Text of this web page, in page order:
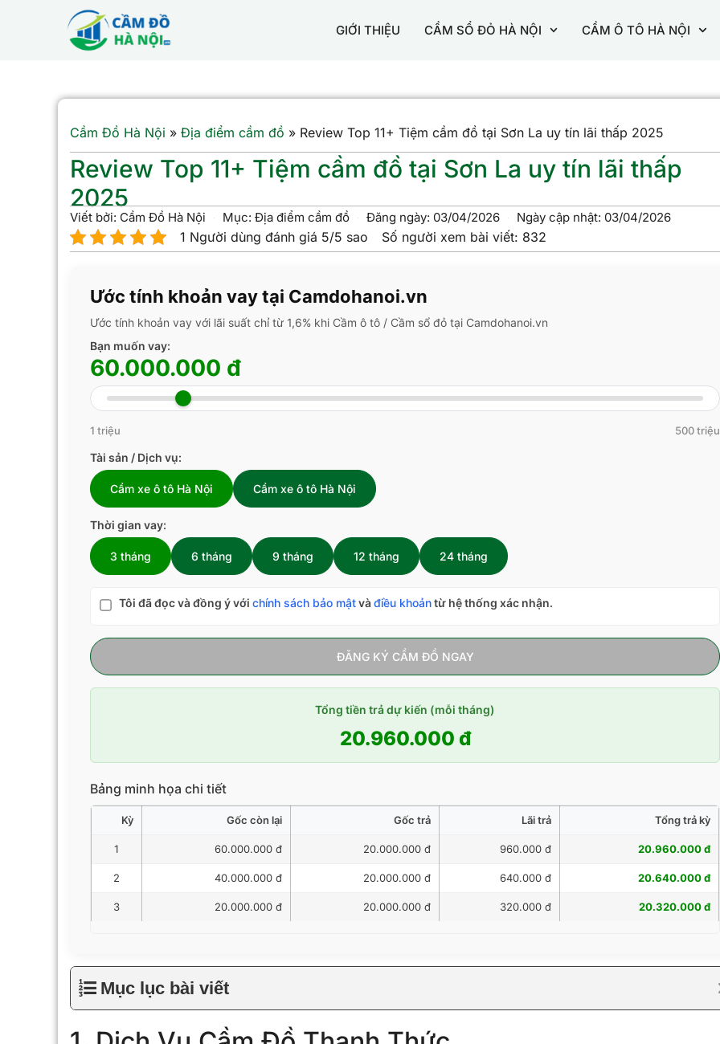
GIỚI THIỆU CẦM SỔ ĐỎ HÀ NỘI CẦM Ô TÔ HÀ NỘI
Cầm Đồ Hà Nội » Địa điểm cầm đồ » Review Top 11+ Tiệm cầm đồ tại Sơn La uy tín lãi thấp 2025
Review Top 11+ Tiệm cầm đồ tại Sơn La uy tín lãi thấp
2025
Viết bởi: Cầm Đồ Hà Nội Mục: Địa điểm cầm đồ Đăng ngày: 03/04/2026 Ngày cập nhật: 03/04/2026
1 Người dùng đánh giá 5/5 sao Số người xem bài viết: 832
Ước tính khoản vay tại Camdohanoi.vn
Ước tính khoản vay với lãi suất chỉ từ 1,6% khi Cầm ô tô / Cầm sổ đỏ tại Camdohanoi.vn
Bạn muốn vay:
60.000.000 đ
1 triệu 500 triệu
Tài sản / Dịch vụ:
Cầm xe ô tô Hà Nội Cầm xe ô tô Hà Nội
Thời gian vay:
3 tháng 6 tháng 9 tháng 12 tháng 24 tháng
Tôi đã đọc và đồng ý với chính sách bảo mậtvàđiều khoảntừ hệ thống xác nhận.
ĐĂNG KÝ CẦM ĐỒ NGAY
Tổng tiền trả dự kiến (mỗi tháng)
20.960.000 đ
Bảng minh họa chi tiết
Kỳ Gốc còn lại Gốc trả Lãi trả Tổng trả kỳ
1 60.000.000 đ 20.000.000 đ 960.000 đ 20.960.000 đ
2 40.000.000 đ 20.000.000 đ 640.000 đ 20.640.000 đ
3 20.000.000 đ 20.000.000 đ 320.000 đ 20.320.000 đ
Mục lục bài viết